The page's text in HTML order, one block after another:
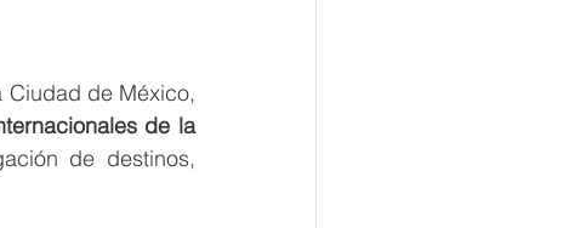
Ciudad de México,
de la
de destinos,